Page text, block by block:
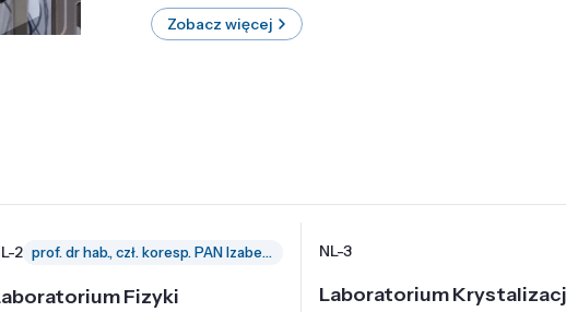
Zobacz więcej
2 prof. dr hab., czł. koresp. PAN Izabella Grzegory
Fizyki
NL-3
Laboratorium